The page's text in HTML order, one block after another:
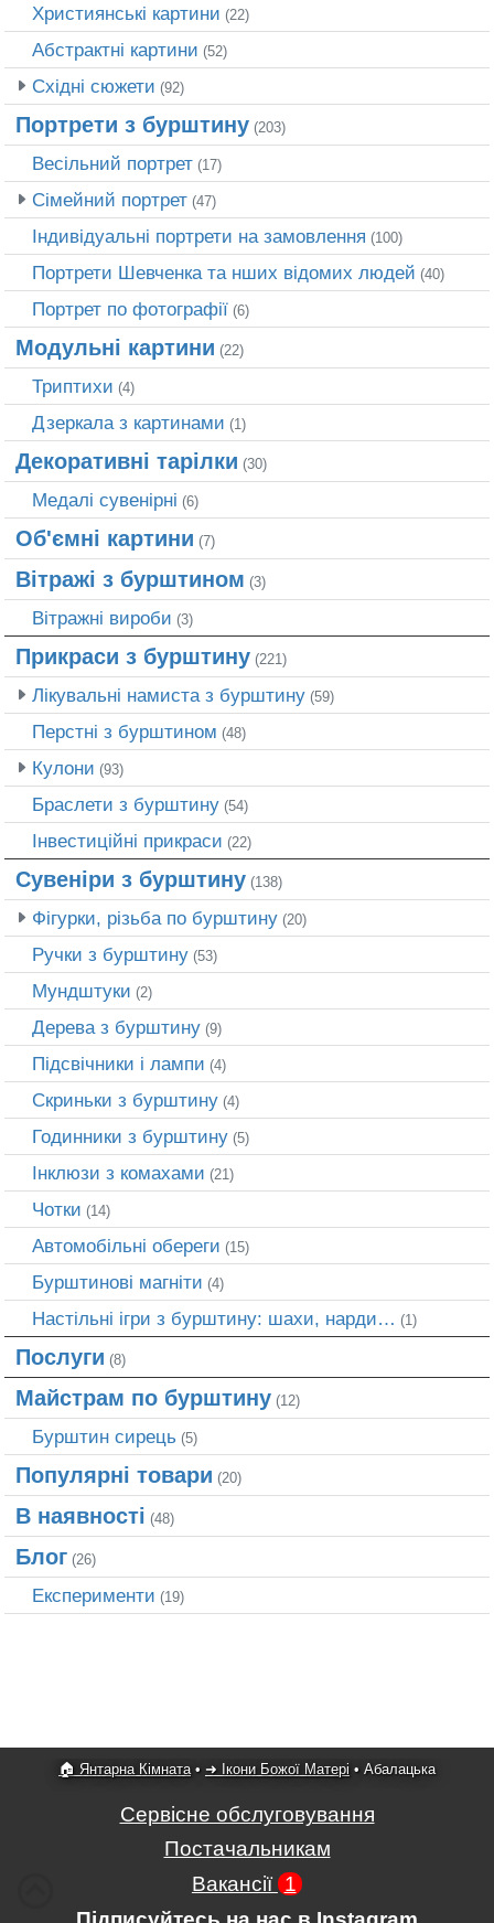
Християнські картини (22)
Абстрактні картини (52)
Східні сюжети (92)
Портрети з бурштину (203)
Весільний портрет (17)
Сімейний портрет (47)
Індивідуальні портрети на замовлення (100)
Портрети Шевченка та нших відомих людей (40)
Портрет по фотографії (6)
Модульні картини (22)
Триптихи (4)
Дзеркала з картинами (1)
Декоративні тарілки (30)
Медалі сувенірні (6)
Об'ємні картини (7)
Вітражі з бурштином (3)
Вітражні вироби (3)
Прикраси з бурштину (221)
Лікувальні намиста з бурштину (59)
Перстні з бурштином (48)
Кулони (93)
Браслети з бурштину (54)
Інвестиційні прикраси (22)
Сувеніри з бурштину (138)
Фігурки, різьба по бурштину (20)
Ручки з бурштину (53)
Мундштуки (2)
Дерева з бурштину (9)
Підсвічники і лампи (4)
Скриньки з бурштину (4)
Годинники з бурштину (5)
Інклюзи з комахами (21)
Чотки (14)
Автомобільні обереги (15)
Бурштинові магніти (4)
Настільні ігри з бурштину: шахи, нарди… (1)
Послуги (8)
Майстрам по бурштину (12)
Бурштин сирець (5)
Популярні товари (20)
В наявності (48)
Блог (26)
Експерименти (19)
🏠 Янтарна Кімната• ➜ Ікони Божої Матері • Абалацька
Сервісне обслуговування
Постачальникам
Вакансії 1